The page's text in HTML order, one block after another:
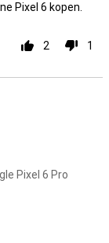
Pixel 6 kopen.
2 1
Pixel 6 Pro